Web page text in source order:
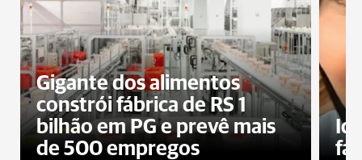
Gigante dos alimentos
constrói fábrica de RS 1
bilhão em PG e prevê mais
de 500 empregos